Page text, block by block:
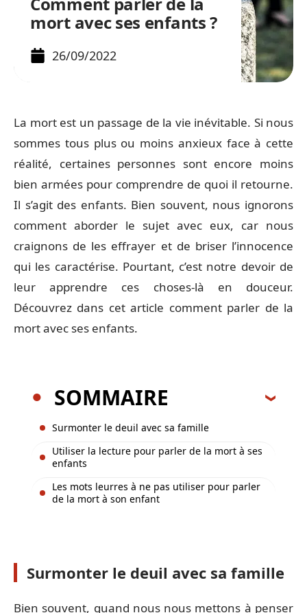
mort avec ses enfants ?
26/09/2022
La mort est un passage de la vie inévitable. Si nous
sommes tous plus ou moins anxieux face à cette
réalité, certaines personnes sont encore moins
bien armées pour comprendre de quoi il retourne.
Il s’agit des enfants. Bien souvent, nous ignorons
comment aborder le sujet avec eux, car nous
craignons de les effrayer et de briser l’innocence
qui les caractérise. Pourtant, c’est notre devoir de
leur apprendre ces choses-là en douceur.
Découvrez dans cet article comment parler de la
mort avec ses enfants.
SOMMAIRE
Surmonter le deuil avec sa famille
Utiliser la lecture pour parler de la mort à ses
enfants
Les mots leurres à ne pas utiliser pour parler
de la mort à son enfant
Surmonter le deuil avec sa famille
Bien souvent, quand nous nous mettons à penser